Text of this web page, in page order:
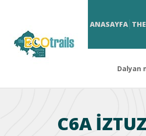
ANASAYFA
Dalyan
C6A